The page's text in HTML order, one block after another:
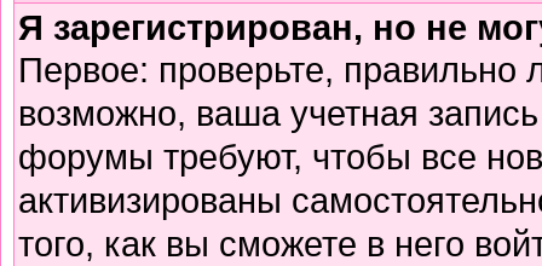
Я зарегистрирован, но не
Первое: проверьте,
возможно, ваша учетная
форумы требуют, чтобы все
активизированы
того, как вы сможете в него